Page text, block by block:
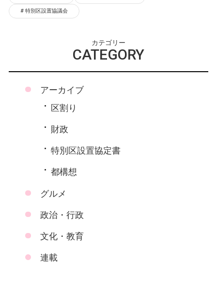
特別区設置協議会
カテゴリー
CATEGORY
アーカイブ
区割り
財政
特別区設置協定書
都構想
グルメ
政治・行政
文化・教育
連載